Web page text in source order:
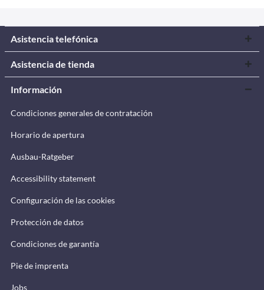
Asistencia telefónica
Asistencia de tienda
Información
Condiciones generales de contratación
Horario de apertura
Ausbau-Ratgeber
Accessibility statement
Configuración de las cookies
Protección de datos
Condiciones de garantía
Pie de imprenta
Jobs